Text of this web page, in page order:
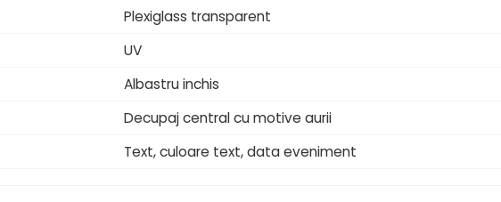
Plexiglass transparent
UV
Albastru inchis
Decupaj central cu motive aurii
Text, culoare text, data eveniment